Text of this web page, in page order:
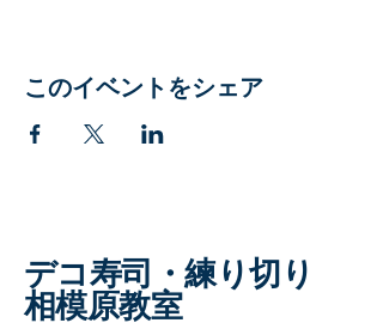
このイベントをシェア
デコ寿司・練り切り
相模原教室